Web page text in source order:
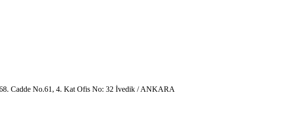
Cadde No.61, 4. Kat Ofis No: 32 İvedik / ANKARA